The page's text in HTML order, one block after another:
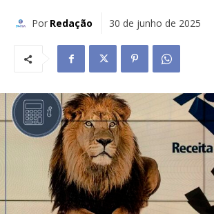
Por Redação 30 de junho de 2025